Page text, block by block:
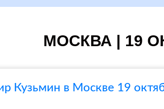
МОСКВА | 19
Кузьмин в Москве 19